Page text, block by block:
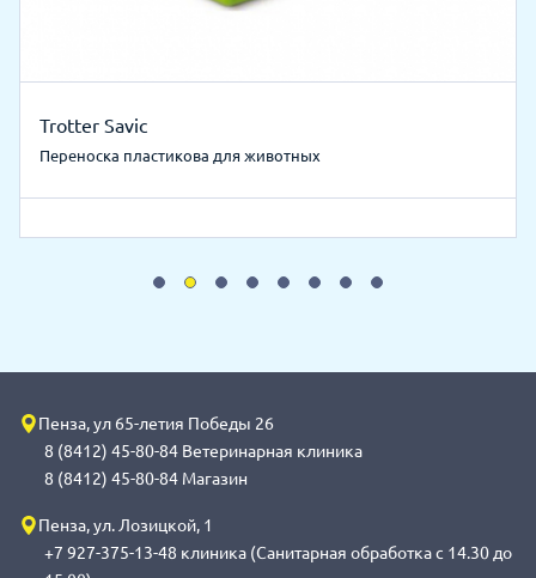
Trotter Savic
Переноска пластикова для животных
Пенза, ул 65-летия Победы 26
8 (8412) 45-80-84 Ветеринарная клиника
8 (8412) 45-80-84 Магазин
Пенза, ул. Лозицкой, 1
+7 927-375-13-48 клиника (Санитарная обработка с 14.30 до